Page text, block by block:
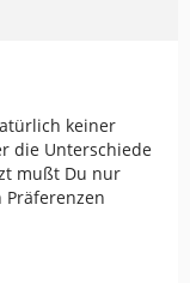
keiner
die Unterschiede
mußt Du nur